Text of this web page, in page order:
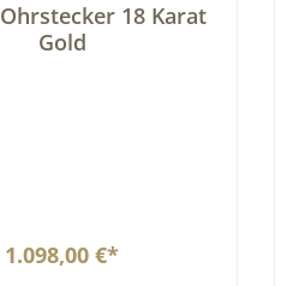
18 Karat
Gold
1.098,00 €*